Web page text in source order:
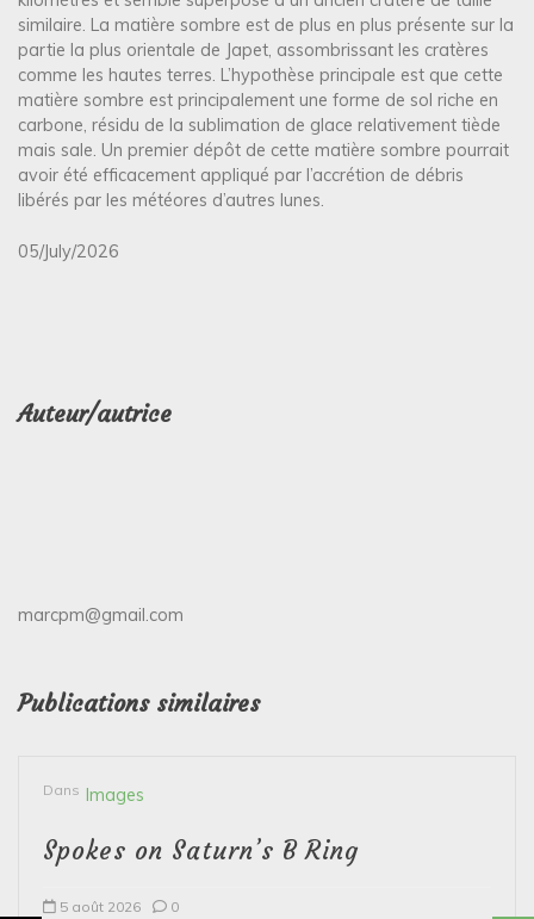
similaire. La matière sombre est de plus en plus présente sur la
partie la plus orientale de Japet, assombrissant les cratères
comme les hautes terres. L’hypothèse principale est que cette
matière sombre est principalement une forme de sol riche en
carbone, résidu de la sublimation de glace relativement tiède
mais sale. Un premier dépôt de cette matière sombre pourrait
avoir été efficacement appliqué par l’accrétion de débris
libérés par les météores d’autres lunes.
05/July/2026
Auteur/autrice
marcpm@gmail.com
Publications similaires
Dans Images
Spokes on Saturn’s B Ring
5 août 2026 0